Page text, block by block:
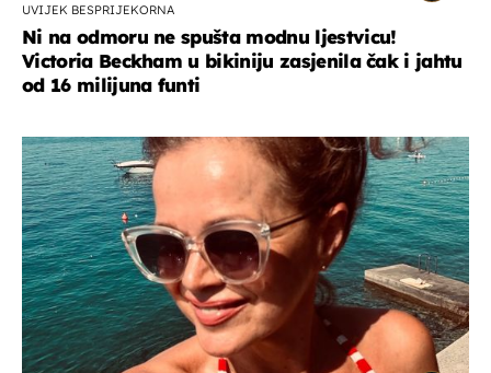
UVIJEK BESPRIJEKORNA
Ni na odmoru ne spušta modnu ljestvicu!
Victoria Beckham u bikiniju zasjenila čak i jahtu
od 16 milijuna funti